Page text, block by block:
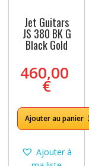
Jet Guitars
JS 380 BK G
Black Gold
460,00
€
Ajouter au panier
Ajouter à